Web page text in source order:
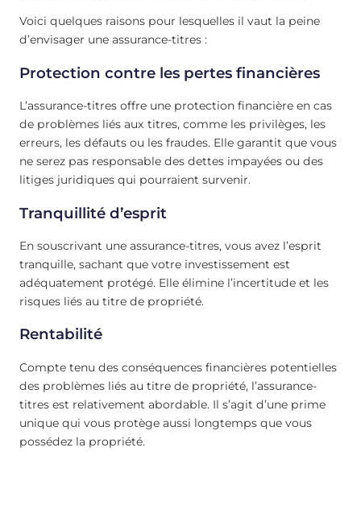
Voici quelques raisons pour lesquelles il vaut la peine
d’envisager une assurance-titres :
Protection contre les pertes financières
L’assurance-titres offre une protection financière en cas
de problèmes liés aux titres, comme les privilèges, les
erreurs, les défauts ou les fraudes. Elle garantit que vous
ne serez pas responsable des dettes impayées ou des
litiges juridiques qui pourraient survenir.
Tranquillité d’esprit
En souscrivant une assurance-titres, vous avez l’esprit
tranquille, sachant que votre investissement est
adéquatement protégé. Elle élimine l’incertitude et les
risques liés au titre de propriété.
Rentabilité
Compte tenu des conséquences financières potentielles
des problèmes liés au titre de propriété, l’assurance-
titres est relativement abordable. Il s’agit d’une prime
unique qui vous protège aussi longtemps que vous
possédez la propriété.